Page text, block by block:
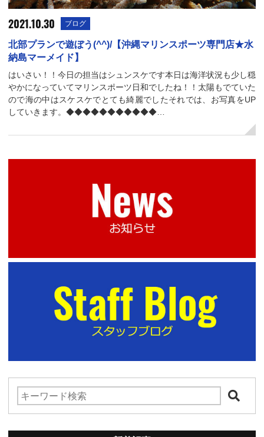
2021.10.30 ブログ
北部プランで遊ぼう(^^)/【沖縄マリンスポーツ専門店★水
納島マーメイド】
はいさい！！今日の担当はシュンスケです本日は海洋状況も少し穏
やかになっていてマリンスポーツ日和でしたね！！太陽もでていた
ので海の中はスケスケでとても綺麗でしたそれでは、お写真をUP
していきます。◆◆◆◆◆◆◆◆◆◆◆…